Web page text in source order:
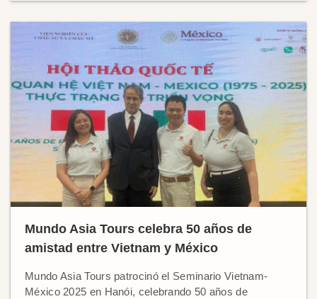
Mundo Asia Tours celebra 50 años de
amistad entre Vietnam y México
Mundo Asia Tours patrocinó el Seminario Vietnam-
México 2025 en Hanói, celebrando 50 años de